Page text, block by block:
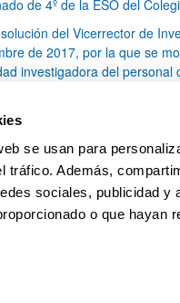
se usan para
tráfico. Además,
sociales, publicidad
o que hayan
de 4º de la ESO del
del Vicerrector de
de 2017, por la que se
investigadora del personal
Fuentes, técnica del
para las ciencias del
Página
1 ...Páginas
14